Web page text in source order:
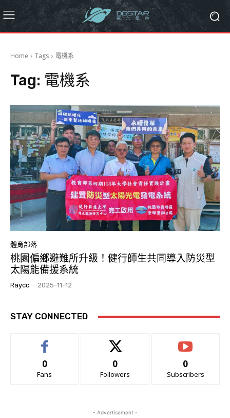
Home Tags 電機系
Tag: 電機系
體育部落
桃園偏鄉避難所升級！健行師生共同導入防災型
太陽能備援系統
Raycc - 2025-11-12
STAY CONNECTED
0
Fans
0
Followers
0
Subscribers
- Advertisement -